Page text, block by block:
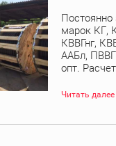
Постоянно
марок КГ,
КВВГнг,
ААБл,
опт.
Читать далее